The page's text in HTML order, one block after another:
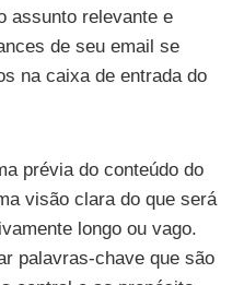
assunto relevante e
de seu email se
na caixa de entrada do
prévia do conteúdo do
visão clara do que será
longo ou vago.
palavras-chave que são